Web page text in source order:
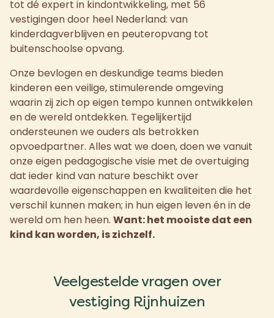
tot dé expert in kindontwikkeling, met 56
vestigingen door heel Nederland: van
kinderdagverblijven en peuteropvang tot
buitenschoolse opvang.
Onze bevlogen en deskundige teams bieden
kinderen een veilige, stimulerende omgeving
waarin zij zich op eigen tempo kunnen ontwikkelen
en de wereld ontdekken. Tegelijkertijd
ondersteunen we ouders als betrokken
opvoedpartner. Alles wat we doen, doen we vanuit
onze eigen pedagogische visie met de overtuiging
dat ieder kind van nature beschikt over
waardevolle eigenschappen en kwaliteiten die het
verschil kunnen maken; in hun eigen leven én in de
wereld om hen heen. Want: het mooiste dat een
kind kan worden, is zichzelf.
Veelgestelde vragen over
vestiging Rijnhuizen